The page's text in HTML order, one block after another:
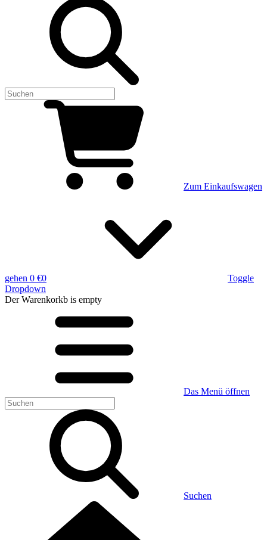
Zum Einkaufswagen
gehen 0 €0
Toggle
Dropdown
Der Warenkorkb is empty
Das Menü öffnen
Suchen